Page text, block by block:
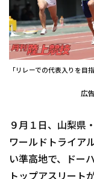
「リレーでの代表入りを目
広
９月１日、山梨県
ワールドトライア
い準高地で、ドー